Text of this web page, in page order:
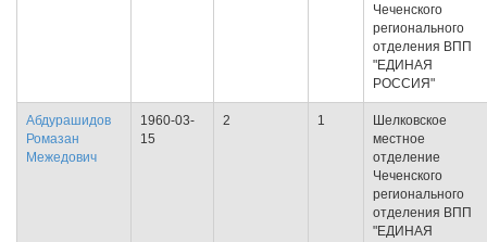
Чеченского
регионального
отделения ВПП
"ЕДИНАЯ
РОССИЯ"
Абдурашидов
Ромазан
Межедович
1960-03-
15
2 1
Шелковское
местное
отделение
Чеченского
регионального
отделения ВПП
"ЕДИНАЯ